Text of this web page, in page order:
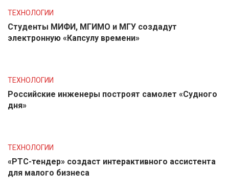
ТЕХНОЛОГИИ
Студенты МИФИ, МГИМО и МГУ создадут
электронную «Капсулу времени»
ТЕХНОЛОГИИ
Российские инженеры построят самолет «Судного
дня»
ТЕХНОЛОГИИ
«РТС-тендер» создаст интерактивного ассистента
для малого бизнеса